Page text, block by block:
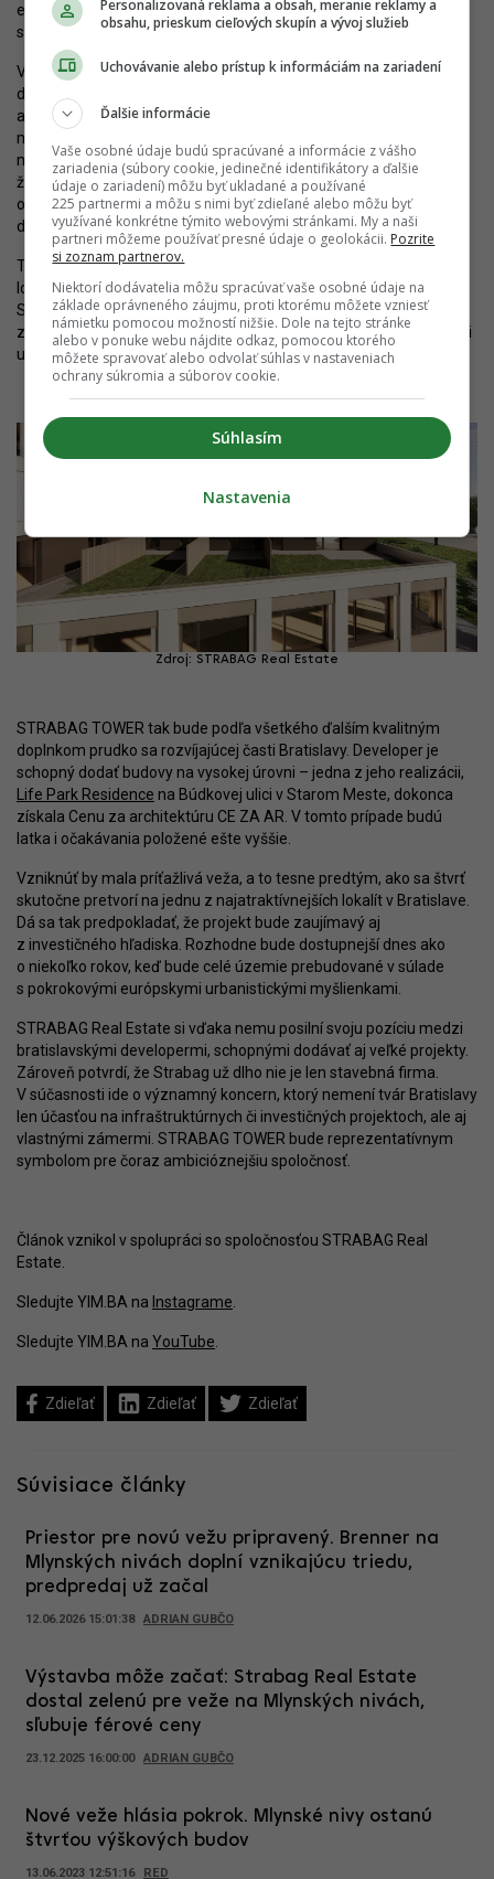
električková trať, ktorá bude súčasťou novej bratislavskej radiály,
smerujúcej do Podunajských Biskupíc a Vrakune.
Vďaka tomuto projektu budú obyvatelia veže bývať vo vynikajúcej
dostupnosti nového centra mesta vrátane nábrežia Dunaja alebo
autobusovej stanice. Mimoriadne kvalitnú vybavenosť však budú
mať aj v pešej dostupnosti priamo v okolí veže. Celá štvrť by totiž
mala mať charakter tzv. 15-minútového mesta, kde bude všetky
životné potreby možné vybaviť do 15 minút chôdze. Týka sa to
obchodov, služieb, ale napríklad aj škôl – tá by mala byť niekoľko
desiatok metrov od projektu.
Tento vývoj ešte nejakú dobu potrvá, napriek tomu sa kvalita
lokality citeľne zvyšuje už teraz. Prispeje k tomu aj samotný
STRABAG Real Estate. Okrem nového bývania, prevádzok či
zelene je povinný obnoviť aj chodník či zriadiť časť cyklotrasy popri
ulici.
Zdroj: STRABAG Real Estate
STRABAG TOWER tak bude podľa všetkého ďalším kvalitným
doplnkom prudko sa rozvíjajúcej časti Bratislavy. Developer je
schopný dodať budovy na vysokej úrovni – jedna z jeho realizácii,
Life Park Residence na Búdkovej ulici v Starom Meste, dokonca
získala Cenu za architektúru CE ZA AR. V tomto prípade budú
latka i očakávania položené ešte vyššie.
Vzniknúť by mala príťažlivá veža, a to tesne predtým, ako sa štvrť
skutočne pretvorí na jednu z najatraktívnejších lokalít v Bratislave.
Dá sa tak predpokladať, že projekt bude zaujímavý aj
z investičného hľadiska. Rozhodne bude dostupnejší dnes ako
o niekoľko rokov, keď bude celé územie prebudované v súlade
s pokrokovými európskymi urbanistickými myšlienkami.
STRABAG Real Estate si vďaka nemu posilní svoju pozíciu medzi
bratislavskými developermi, schopnými dodávať aj veľké projekty.
Zároveň potvrdí, že Strabag už dlho nie je len stavebná firma.
V súčasnosti ide o významný koncern, ktorý nemení tvár Bratislavy
len účasťou na infraštruktúrnych či investičných projektoch, ale aj
vlastnými zámermi. STRABAG TOWER bude reprezentatívnym
symbolom pre čoraz ambicióznejšiu spoločnosť.
Článok vznikol v spolupráci so spoločnosťou STRABAG Real
Estate.
Sledujte YIM.BA na Instagrame
Sledujte YIM.BA na YouTube
Zdieľať Zdieľať Zdieľať
Súvisiace články
Priestor pre novú vežu pripravený. Brenner na
Mlynských nivách doplní vznikajúcu triedu,
predpredaj už začal
12.06.2026 15:01:38 ADRIAN GUBČO
Výstavba môže začať: Strabag Real Estate
dostal zelenú pre veže na Mlynských nivách,
sľubuje férové ceny
23.12.2025 16:00:00 ADRIAN GUBČO
Nové veže hlásia pokrok. Mlynské nivy ostanú
štvrťou výškových budov
13.06.2023 12:51:16 RED
Personalizovaná reklama a obsah, meranie reklamy a
obsahu, prieskum cieľových skupín a vývoj služieb
Uchovávanie alebo prístup k informáciám na zariadení
Ďalšie informácie
Vaše osobné údaje budú spracúvané a informácie z vášho
zariadenia (súbory cookie, jedinečné identifikátory a ďalšie
údaje o zariadení) môžu byť ukladané a používané
225 partnermi a môžu s nimi byť zdieľané alebo môžu byť
využívané konkrétne týmito webovými stránkami. My a naši
partneri môžeme používať presné údaje o geolokácii. Pozrite
si zoznam partnerov.
Niektorí dodávatelia môžu spracúvať vaše osobné údaje na
základe oprávneného záujmu, proti ktorému môžete vzniesť
námietku pomocou možností nižšie. Dole na tejto stránke
alebo v ponuke webu nájdite odkaz, pomocou ktorého
môžete spravovať alebo odvolať súhlas v nastaveniach
ochrany súkromia a súborov cookie.
Súhlasím
Nastavenia